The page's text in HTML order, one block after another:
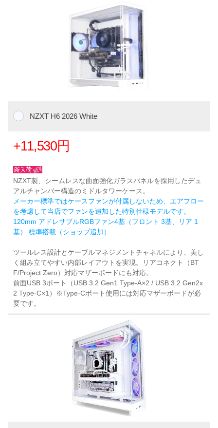
NZXT H6 2026 White
+11,530円
NZXT製、シームレスな曲面強化ガラスパネルを採用したデュ
アルチャンバー構造のミドルタワーケース。
メーカー標準ではケースファンが付属しないため、エアフロー
を考慮して当店でファンを追加した特別仕様モデルです。
120mm アドレサブルRGBファン4基（フロント 3基、リア 1
基） 標準搭載（ショップ追加）
ツールレス設計とケーブルマネジメントチャネルにより、美し
く組み立てやすい内部レイアウトを実現。リアコネクト（BT
F/Project Zero）対応マザーボードにも対応。
前面USB 3ポート（USB 3.2 Gen1 Type-A×2 / USB 3.2 Gen2x
2 Type-C×1）※Type-Cポート使用には対応マザーボードが必
要です。